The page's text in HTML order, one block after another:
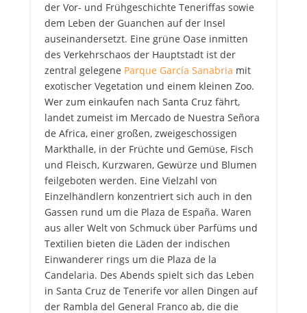
der Vor- und Frühgeschichte Teneriffas sowie
dem Leben der Guanchen auf der Insel
auseinandersetzt. Eine grüne Oase inmitten
des Verkehrschaos der Hauptstadt ist der
zentral gelegene Parque García Sanabria mit
exotischer Vegetation und einem kleinen Zoo.
Wer zum einkaufen nach Santa Cruz fährt,
landet zumeist im Mercado de Nuestra Señora
de Africa, einer großen, zweigeschossigen
Markthalle, in der Früchte und Gemüse, Fisch
und Fleisch, Kurzwaren, Gewürze und Blumen
feilgeboten werden. Eine Vielzahl von
Einzelhändlern konzentriert sich auch in den
Gassen rund um die Plaza de España. Waren
aus aller Welt von Schmuck über Parfüms und
Textilien bieten die Läden der indischen
Einwanderer rings um die Plaza de la
Candelaria. Des Abends spielt sich das Leben
in Santa Cruz de Tenerife vor allen Dingen auf
der Rambla del General Franco ab, die die